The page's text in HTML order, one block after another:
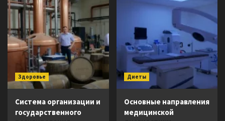
Здоровье
Система организации и
государственного
Диеты
Основные направления
медицинской